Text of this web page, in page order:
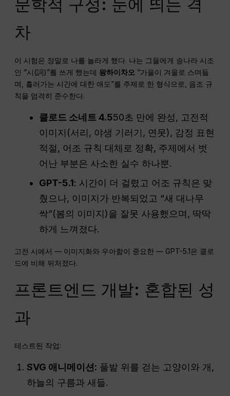
문학적 구성: 눈에 띄는 격
차
이 시험은 정말로 나를 놀라게 했다. 나는 그들에게 송나라 시조
인 “시(詞)”를 쓰게 했는데 왕하이차오 “가을이 겨울로 스며들
며, 흘러가는 시간에 대한 애도”를 주제로 한 형식으로, 음조 규
칙을 엄격히 준수한다.
클로드 소네트 4.550초 만에 완성, 고전적
이미지(서리, 야생 기러기, 연못), 감정 표현
적절, 어조 규칙 대체로 정확, 주제에서 벗
어난 부분은 사소한 실수 하나뿐.
GPT-5.1: 시간이 더 걸렸고 어조 규칙은 맞
췄으나, 이미지가 반복되었고 “새 대나무
싹”(봄의 이미지)을 잘못 사용했으며, 딱딱
하게 느껴졌다.
고전 시에서 — 이미지화와 우아함이 중요한 — GPT-5.1은 클로
드에 비해 뒤처졌다.
프론트엔드 개발: 혼합된 성
과
테스트된 작업:
SVG 애니메이션: 풀밭 위를 걷는 고양이와 개,
하늘의 구름과 새들.